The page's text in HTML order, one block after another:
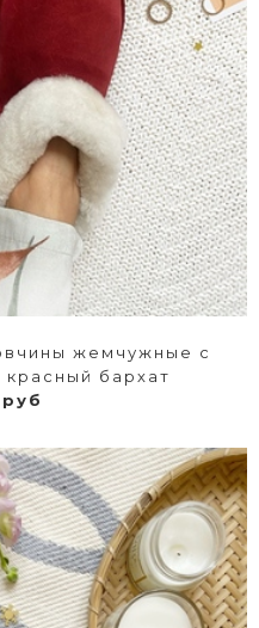
жемчужные с
бархат